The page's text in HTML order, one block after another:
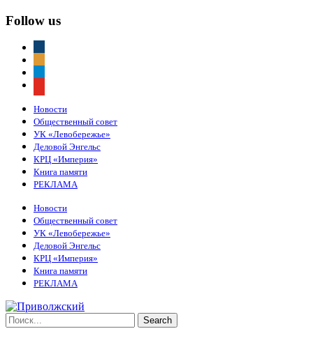
Follow us
Новости
Общественный совет
УК «Левобережье»
Деловой Энгельс
КРЦ «Империя»
Книга памяти
РЕКЛАМА
Новости
Общественный совет
УК «Левобережье»
Деловой Энгельс
КРЦ «Империя»
Книга памяти
РЕКЛАМА